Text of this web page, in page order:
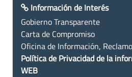
Información de Interés
Gobierno Transparente
Carta de Compromiso
Oficina de Información,
Política de Privacidad de la
WEB